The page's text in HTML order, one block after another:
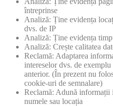
întreprinse
Analiză: Ține evidența
dvs. de IP
Analiză: Ține evidența
Analiză: Crește calitatea
Reclamă: Adaptarea
intereselor dvs. de
anterior. (În prezent nu
cookie-uri de semnalare)
Reclamă: Adună informații
numele sau locația